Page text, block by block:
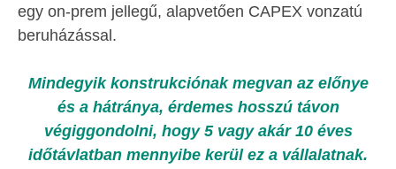
egy on-prem jellegű, alapvetően CAPEX vonzatú
beruházással.
Mindegyik konstrukciónak megvan az előnye
és a hátránya, érdemes hosszú távon
végiggondolni, hogy 5 vagy akár 10 éves
időtávlatban mennyibe kerül ez a vállalatnak.